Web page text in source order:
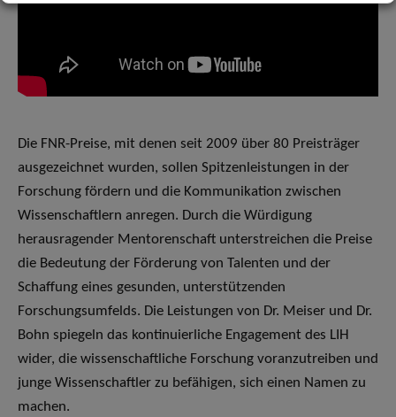
Die FNR-Preise, mit denen seit 2009 über 80 Preisträger
ausgezeichnet wurden, sollen Spitzenleistungen in der
Forschung fördern und die Kommunikation zwischen
Wissenschaftlern anregen. Durch die Würdigung
herausragender Mentorenschaft unterstreichen die Preise
die Bedeutung der Förderung von Talenten und der
Schaffung eines gesunden, unterstützenden
Forschungsumfelds. Die Leistungen von Dr. Meiser und Dr.
Bohn spiegeln das kontinuierliche Engagement des LIH
wider, die wissenschaftliche Forschung voranzutreiben und
junge Wissenschaftler zu befähigen, sich einen Namen zu
machen.